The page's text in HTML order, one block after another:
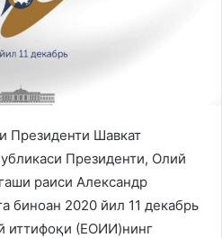
Президенти Шавкат
Президенти, Олий
раиси Александр
биноан 2020 йил 11 декабрь
иттифоқи (ЕОИИ)нинг